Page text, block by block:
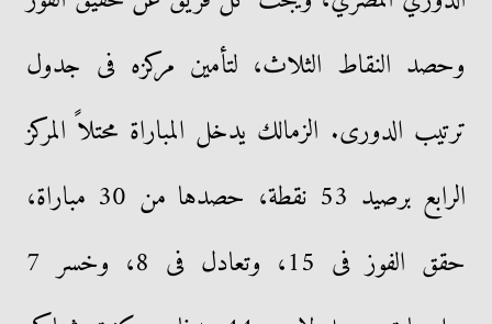
وحصد النقاط الثلاث، لتأمين مركزه فى جدول
ترتيب الدورى. الزمالك يدخل المباراة محتلاً المركز
الرابع برصيد 53 نقطة، حصدها من 30 مباراة،
حقق الفوز فى 15، وتعادل فى 8، وخسر 7